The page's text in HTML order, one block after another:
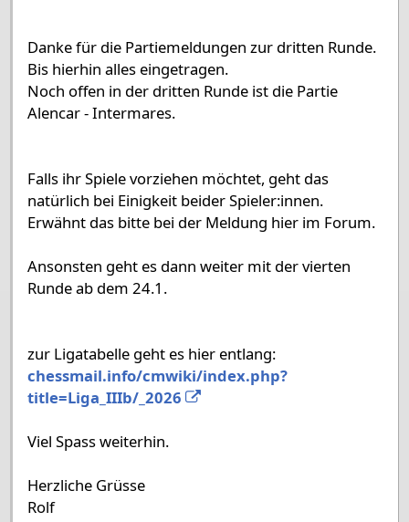
Danke für die Partiemeldungen zur dritten Runde.
Bis hierhin alles eingetragen.
Noch offen in der dritten Runde ist die Partie
Alencar - Intermares.
Falls ihr Spiele vorziehen möchtet, geht das
natürlich bei Einigkeit beider Spieler:innen.
Erwähnt das bitte bei der Meldung hier im Forum.
Ansonsten geht es dann weiter mit der vierten
Runde ab dem 24.1.
zur Ligatabelle geht es hier entlang:
chessmail.info/cmwiki/index.php?
title=Liga_IIIb/_2026
Viel Spass weiterhin.
Herzliche Grüsse
Rolf